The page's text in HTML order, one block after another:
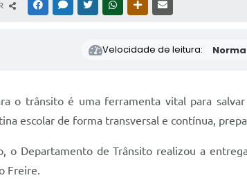
FACEBOOKMESSENGER
TWITTERWHATSAPPOUTRAS MÍDIAS
Velocidade de leitura:
o trânsito é uma ferramenta vital para
escolar de forma transversal e contínua,
o Departamento de Trânsito realizou a
Freire.